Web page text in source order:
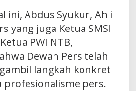
ini, Abdus Syukur, Ahli
yang juga Ketua SMSI
PWI NTB,
Dewan Pers telah
langkah konkret
profesionalisme pers.